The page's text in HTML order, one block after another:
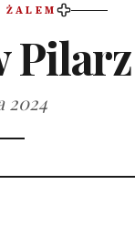
ŻALEM
Pilarz
2024